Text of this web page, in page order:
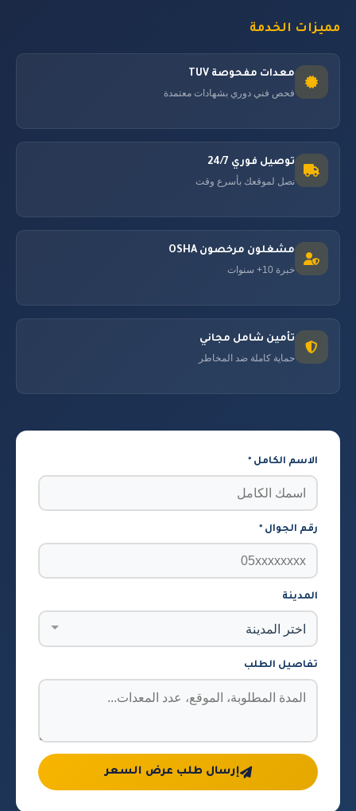
مميزات الخدمة
معدات مفحوصة TUV
فحص فني دوري بشهادات معتمدة
توصيل فوري 24/7
نصل لموقعك بأسرع وقت
مشغلون مرخصون OSHA
خبرة 10+ سنوات
تأمين شامل مجاني
حماية كاملة ضد المخاطر
الاسم الكامل *
رقم الجوال *
المدينة
تفاصيل الطلب
إرسال طلب عرض السعر